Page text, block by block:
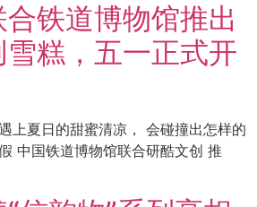
铁道博物馆推出
糕，五一正式开
上夏日的甜蜜清凉， 会碰撞出怎样的
中国铁道博物馆联合研酷文创 推